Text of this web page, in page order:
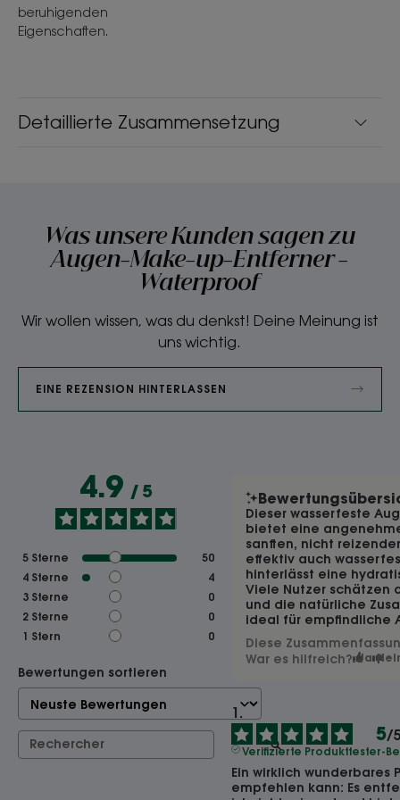
Detaillierte Zusammensetzung
beruhigenden
Eigenschaften.
Was unsere Kunden sagen zu
Augen-Make-up-Entferner -
Waterproof
Wir wollen wissen, was du denkst! Deine Meinung ist
uns wichtig.
EINE REZENSION HINTERLASSEN
4.9 / 5
5 Sterne
50
4 Sterne
4
3 Sterne
0
2 Sterne
0
1 Stern 0
Bewertungen sortieren
Dieser wasserfeste
bietet eine
sanften, nicht
effektiv auch
hinterlässt eine
Viele Nutzer schätzen
und die natürliche
ideal für empfindliche
Diese
War es hilfreich? Ja
5/5
Verifizierte Produkttester-
Ein wirklich wunderbares
empfehlen kann: Es